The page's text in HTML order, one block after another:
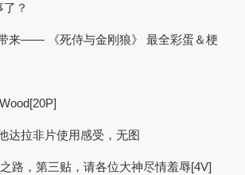
？
来—— 《死侍与金刚狼》 最全彩蛋＆梗
达拉非片使用感受，无图
路，第三贴，请各位大神尽情羞辱[4V]